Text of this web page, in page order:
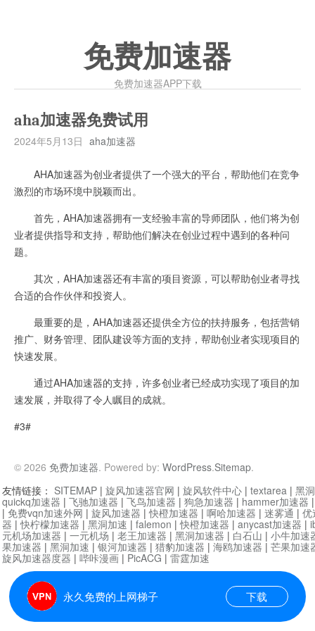
免费加速器
免费加速器APP下载
aha加速器免费试用
2024年5月13日 aha加速器
AHA加速器为创业者提供了一个强大的平台，帮助他们在竞争
激烈的市场环境中脱颖而出。
首先，AHA加速器拥有一支经验丰富的导师团队，他们将为创
业者提供指导和支持，帮助他们解决在创业过程中遇到的各种问
题。
其次，AHA加速器还有丰富的项目资源，可以帮助创业者寻找
合适的合作伙伴和投资人。
最重要的是，AHA加速器还提供全方位的扶持服务，包括营销
推广、财务管理、团队建设等方面的支持，帮助创业者实现项目的
快速发展。
通过AHA加速器的支持，许多创业者已经成功实现了项目的加
速发展，并取得了令人瞩目的成就。
#3#
© 2026 免费加速器. Powered by: WordPress.Sitemap.
永久免费的上网梯子 下载
友情链接： SITEMAP | 旋风加速器官网 | 旋风软件中心 | textarea | 黑
quickq加速器 | 飞驰加速器 | 飞鸟加速器 | 狗急加速器 | hammer加速器
| 免费vqn加速外网 | 旋风加速器 |快橙加速器 | 啊哈加速器 | 迷雾通 | 优
器 |快柠檬加速器 | 黑洞加速 | falemon |快橙加速器 | anycast加速器 |
元机场加速器 | 一元机场 | 老王加速器 | 黑洞加速器 | 白石山 | 小牛加速
果加速器 | 黑洞加速 | 银河加速器 | 猎豹加速器 | 海鸥加速器 | 芒果加速
旋风加速器度器 | 哔咔漫画 | PicACG | 雷霆加速